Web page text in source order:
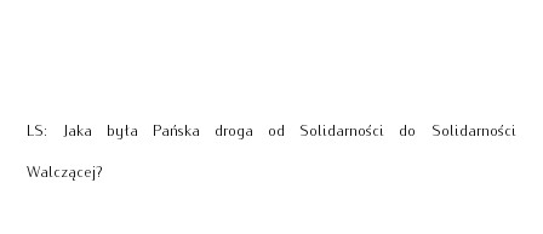
LS: Jaka była Pańska droga od Solidarności do Solidarności
Walczącej?